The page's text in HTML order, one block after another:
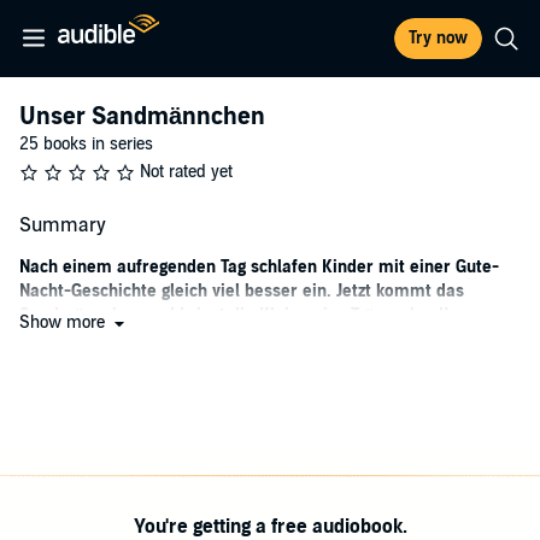
Try now
Unser Sandmännchen
25 books in series
Not rated yet
Summary
Nach einem aufregenden Tag schlafen Kinder mit einer Gute-
Nacht-Geschichte gleich viel besser ein. Jetzt kommt das
Sandmännchen und bringt die Kleinen ins Träumeland!
ängstlichen Mümmel oder Mibu, die Artistenkatze. Abenteuer, wie
Show more
You're getting a free audiobook.